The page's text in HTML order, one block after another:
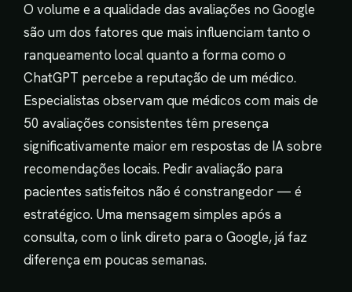
O volume e a qualidade das avaliações no Google
são um dos fatores que mais influenciam tanto o
ranqueamento local quanto a forma como o
ChatGPT percebe a reputação de um médico.
Especialistas observam que médicos com mais de
50 avaliações consistentes têm presença
significativamente maior em respostas de IA sobre
recomendações locais. Pedir avaliação para
pacientes satisfeitos não é constrangedor — é
estratégico. Uma mensagem simples após a
consulta, com o link direto para o Google, já faz
diferença em poucas semanas.